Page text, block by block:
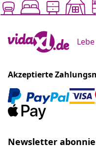
Akzeptierte
Newsletter